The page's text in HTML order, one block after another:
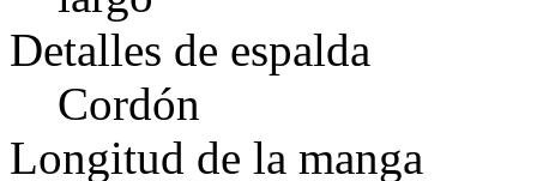
Detalles de espalda
Cordón
Longitud de la manga